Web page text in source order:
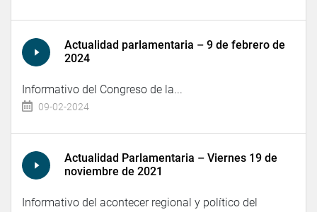
Actualidad parlamentaria – 9 de febrero de
2024
Informativo del Congreso de la...
09-02-2024
Actualidad Parlamentaria – Viernes 19 de
noviembre de 2021
Informativo del acontecer regional y político del